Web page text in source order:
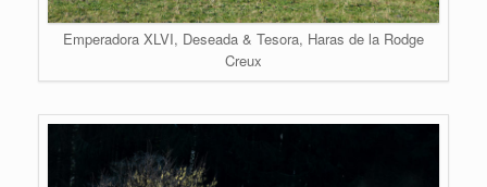
Emperadora XLVI, Deseada & Tesora, Haras de la Rodge
Creux